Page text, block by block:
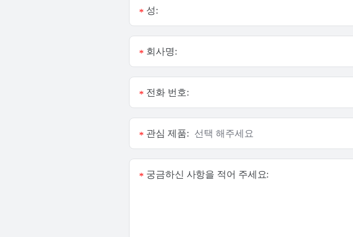
성:
*
회사명:
*
전화 번호:
*
관심 제품:
*
궁금하신 사항을 적어 주세요:
*